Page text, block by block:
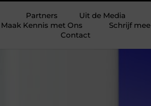
Partners
Uit de Media
Maak Kennis met Ons
Schrijf mee
Contact